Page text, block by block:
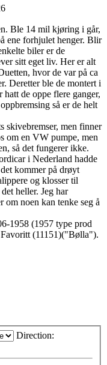
Ble 14 mil kjøring i går,
ene forhjulet henger. Blir
biler er de
sitt eget liv. Her er alt
hvor de var på ca
Deretter ble de montert i
de oppe flere ganger,
så er de helt
skivebremser, men finner
om en VW pumpe, men
så det fungerer ikke.
i Nederland hadde
kommer på drøyt
og klosser til
heller. Jeg har
om noen kan tenke seg å
1958 (1957 type prod
(11151)("Bølla").
Direction: